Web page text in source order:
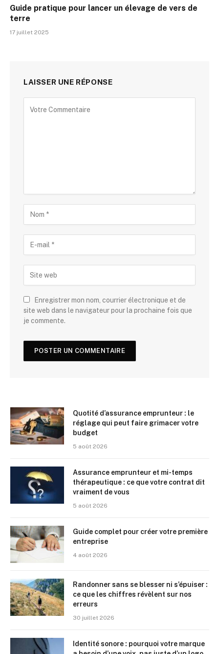
Guide pratique pour lancer un élevage de vers de
terre
17 juillet 2025
LAISSER UNE RÉPONSE
Enregistrer mon nom, courrier électronique et de
site web dans le navigateur pour la prochaine fois que
je commente.
Quotité d’assurance emprunteur : le
réglage qui peut faire grimacer votre
budget
5 août 2026
Assurance emprunteur et mi-temps
thérapeutique : ce que votre contrat dit
vraiment de vous
5 août 2026
Guide complet pour créer votre première
entreprise
4 août 2026
Randonner sans se blesser ni s’épuiser :
ce que les chiffres révèlent sur nos
erreurs
30 juillet 2026
Identité sonore : pourquoi votre marque